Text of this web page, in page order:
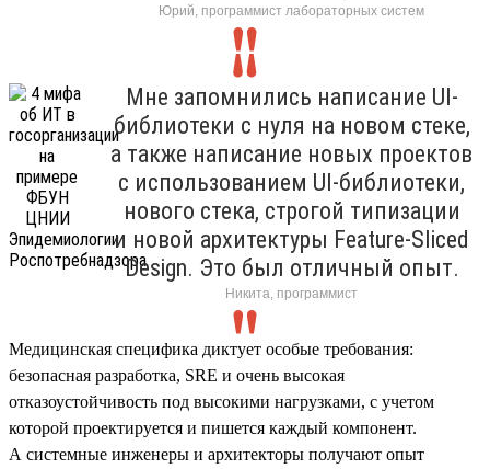
Юрий, программист лабораторных систем
Мне запомнились написание UI-
библиотеки с нуля на новом стеке,
а также написание новых проектов
с использованием UI-библиотеки,
нового стека, строгой типизации
и новой архитектуры Feature-Sliced
Design. Это был отличный опыт.
Никита, программист
Медицинская специфика диктует особые требования:
безопасная разработка, SRE и очень высокая
отказоустойчивость под высокими нагрузками, с учетом
которой проектируется и пишется каждый компонент.
А системные инженеры и архитекторы получают опыт